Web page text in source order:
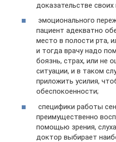
доказательстве
эмоционального
пациент адекватно
место в полости рта,
и тогда врачу надо
боязнь, страх, или не
ситуации, и в таком
приложить усилия,
обеспокоенности;
специфики работы
преимущественно
помощью зрения,
доктор выбирает